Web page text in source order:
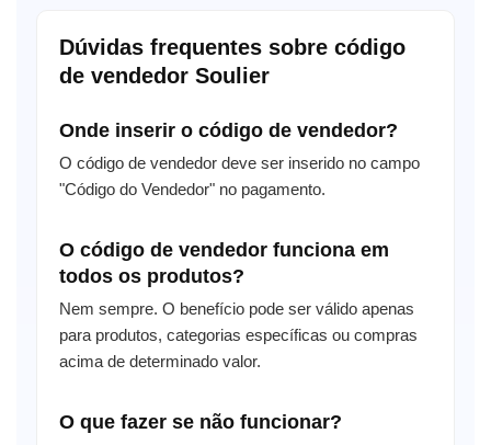
Dúvidas frequentes sobre código
de vendedor Soulier
Onde inserir o código de vendedor?
O código de vendedor deve ser inserido no campo
"Código do Vendedor" no pagamento.
O código de vendedor funciona em
todos os produtos?
Nem sempre. O benefício pode ser válido apenas
para produtos, categorias específicas ou compras
acima de determinado valor.
O que fazer se não funcionar?